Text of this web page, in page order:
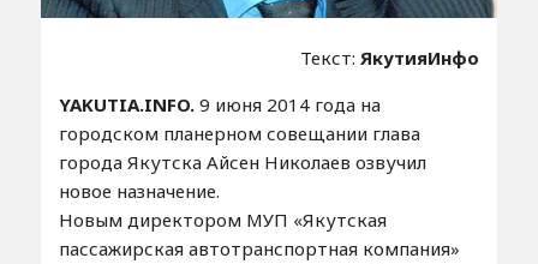
Текст:ЯкутияИнфо
YAKUTIA.INFO. 9 июня 2014 года на
городском планерном совещании глава
города Якутска Айсен Николаев озвучил
новое назначение.
Новым директором МУП «Якутская
пассажирская автотранспортная компания»